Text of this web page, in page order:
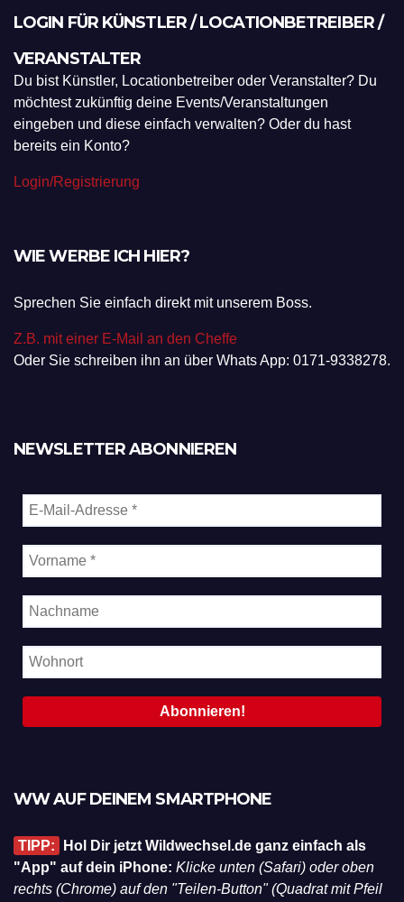
LOGIN FÜR KÜNSTLER / LOCATIONBETREIBER /
VERANSTALTER
Du bist Künstler, Locationbetreiber oder Veranstalter? Du
möchtest zukünftig deine Events/Veranstaltungen
eingeben und diese einfach verwalten? Oder du hast
bereits ein Konto?
Login/Registrierung
WIE WERBE ICH HIER?
Sprechen Sie einfach direkt mit unserem Boss.
Z.B. mit einer E-Mail an den Cheffe
Oder Sie schreiben ihn an über Whats App: 0171-9338278.
NEWSLETTER ABONNIEREN
WW AUF DEINEM SMARTPHONE
TIPP:
Hol Dir jetzt Wildwechsel.de ganz einfach als
"App" auf dein iPhone: Klicke unten (Safari) oder oben
rechts (Chrome) auf den "Teilen-Button" (Quadrat mit Pfeil